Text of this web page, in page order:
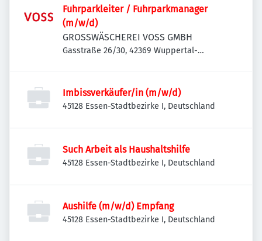
Fuhrparkleiter / Fuhrparkmanager
(m/w/d)
GROSSWÄSCHEREI VOSS GMBH
Gasstraße 26/30, 42369 Wuppertal-
Imbissverkäufer/in (m/w/d)
45128 Essen-Stadtbezirke I, Deutschland
Such Arbeit als Haushaltshilfe
45128 Essen-Stadtbezirke I, Deutschland
Aushilfe (m/w/d) Empfang
45128 Essen-Stadtbezirke I, Deutschland